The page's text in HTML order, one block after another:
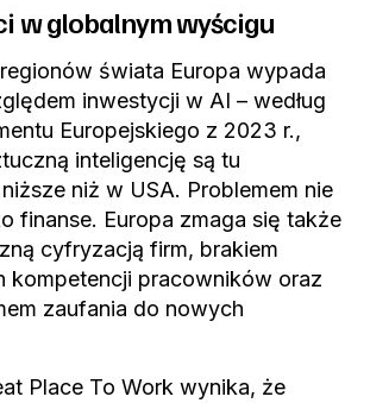
w globalnym wyścigu
świata Europa wypada
inwestycji w AI – według
Europejskiego z 2023 r.,
inteligencję są tu
niż w USA. Problemem nie
finanse. Europa zmaga się także
cyfryzacją firm, brakiem
kompetencji pracowników oraz
zaufania do nowych
Place To Work wynika, że